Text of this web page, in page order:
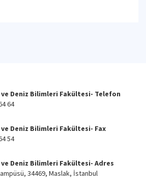
ve Deniz Bilimleri Fakültesi- Telefon
64
ve Deniz Bilimleri Fakültesi- Fax
54
ve Deniz Bilimleri Fakültesi- Adres
34469, Maslak, İstanbul